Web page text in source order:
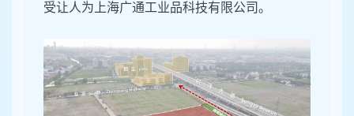
受让人为上海广通工业品科技有限公司。